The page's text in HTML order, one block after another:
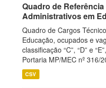
Quadro de
Administrativos em
Quadro de Cargos
Educação, ocupados e
classificação “C”, “D” e
Portaria MP/MEC nº 316/
CSV